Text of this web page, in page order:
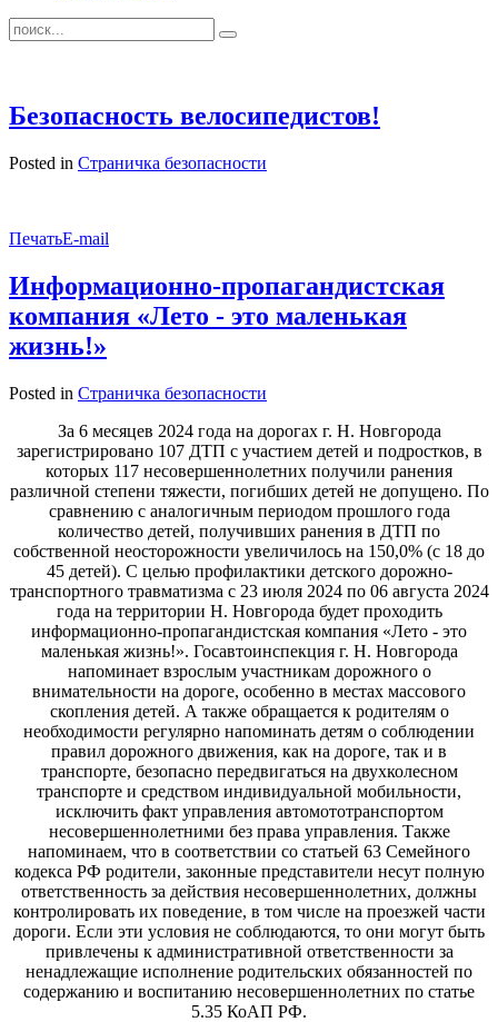
Безопасность велосипедистов!
Posted in Страничка безопасности
ПечатьE-mail
Информационно-пропагандистская
компания «Лето - это маленькая
жизнь!»
Posted in Страничка безопасности
За 6 месяцев 2024 года на дорогах г. Н. Новгорода
зарегистрировано 107 ДТП с участием детей и подростков, в
которых 117 несовершеннолетних получили ранения
различной степени тяжести, погибших детей не допущено. По
сравнению с аналогичным периодом прошлого года
количество детей, получивших ранения в ДТП по
собственной неосторожности увеличилось на 150,0% (с 18 до
45 детей). С целью профилактики детского дорожно-
транспортного травматизма с 23 июля 2024 по 06 августа 2024
года на территории Н. Новгорода будет проходить
информационно-пропагандистская компания «Лето - это
маленькая жизнь!». Госавтоинспекция г. Н. Новгорода
напоминает взрослым участникам дорожного о
внимательности на дороге, особенно в местах массового
скопления детей. А также обращается к родителям о
необходимости регулярно напоминать детям о соблюдении
правил дорожного движения, как на дороге, так и в
транспорте, безопасно передвигаться на двухколесном
транспорте и средством индивидуальной мобильности,
исключить факт управления автомототранспортом
несовершеннолетними без права управления. Также
напоминаем, что в соответствии со статьей 63 Семейного
кодекса РФ родители, законные представители несут полную
ответственность за действия несовершеннолетних, должны
контролировать их поведение, в том числе на проезжей части
дороги. Если эти условия не соблюдаются, то они могут быть
привлечены к административной ответственности за
ненадлежащие исполнение родительских обязанностей по
содержанию и воспитанию несовершеннолетних по статье
5.35 КоАП РФ.